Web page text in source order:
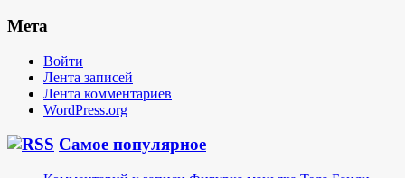
Мета
Войти
Лента записей
Лента комментариев
WordPress.org
Самое популярное